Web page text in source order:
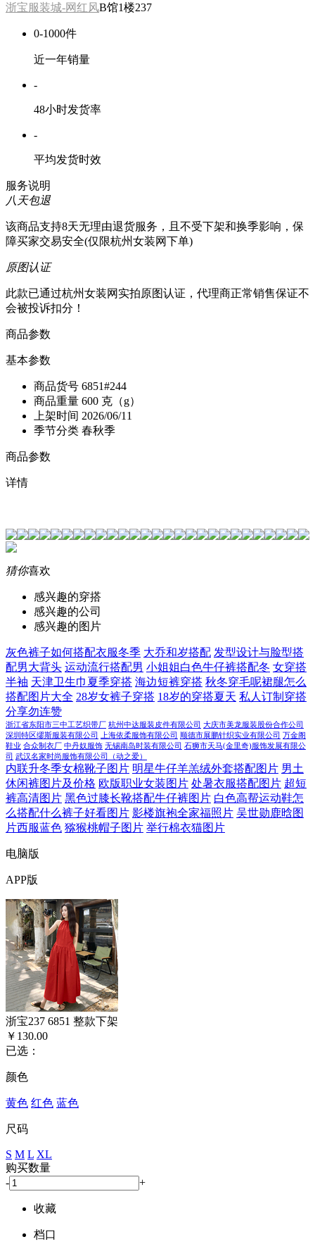
浙宝服装城-网红风B馆1楼237
0-1000件
近一年销量
-
48小时发货率
-
平均发货时效
服务说明
八天包退
该商品支持8天无理由退货服务，且不受下架和换季影响，保
障买家交易安全(仅限杭州女装网下单)
原图认证
此款已通过杭州女装网实拍原图认证，代理商正常销售保证不
会被投诉扣分！
商品参数
基本参数
商品货号 6851#244
商品重量 600 克（g）
上架时间 2026/06/11
季节分类 春秋季
商品参数
详情
猜你喜欢
感兴趣的穿搭
感兴趣的公司
感兴趣的图片
灰色裤子如何搭配衣服冬季 大乔和岁搭配 发型设计与脸型搭
配男大背头 运动流行搭配男 小姐姐白色牛仔裤搭配冬 女穿搭
半袖 天津卫生巾夏季穿搭 海边短裤穿搭 秋冬穿毛呢裙腿怎么
搭配图片大全 28岁女裤子穿搭 18岁的穿搭夏天 私人订制穿搭
分享勿连赞
浙江省东阳市三中工艺织带厂 杭州中达服装皮件有限公司 大庆市美龙服装股份合作公司
深圳特区缪斯服装有限公司
上海依柔服饰有限公司 顺德市展鹏针织实业有限公司 万金阁
鞋业 合众制衣厂 中丹奴服饰 无锡南岛时装有限公司 石狮市天马(金里奇)服饰发展有限公
司 武汉名家时尚服饰有限公司（动之爱）
内联升冬季女棉靴子图片 明星牛仔羊羔绒外套搭配图片 男土
休闲裤图片及价格 欧版职业女装图片 处暑衣服搭配图片 超短
裤高清图片 黑色过膝长靴搭配牛仔裤图片 白色高帮运动鞋怎
么搭配什么裤子好看图片 影楼旗袍全家福照片 吴世勋鹿晗图
片西服蓝色 猕猴桃帽子图片 举行棉衣猫图片
电脑版
APP版
浙宝237 6851 整款下架
￥130.00
已选：
颜色
黄色 红色 蓝色
尺码
S M L XL
购买数量
-
+
收藏
档口